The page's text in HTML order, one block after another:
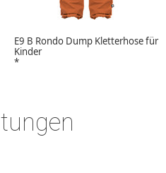
E9 B Rondo Dump Kletterhose für
Kinder
*